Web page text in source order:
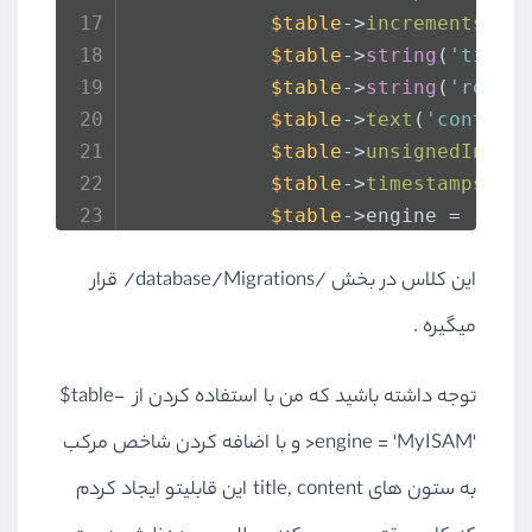
$table->increments
$table->string ( 'title'
$table->string (
$table->text ( 'content'
$table->
$table->timestamps
$table->engine =
        DB::
statement ('ALTER
/**
     * Reverse the migrations.
     *
@return
این کلاس در بخش /database/Migrations/ قرار
میگیره .
توجه داشته باشید که من با استفاده کردن از$table-
>engine = 'MyISAM' و با اضافه کردن شاخص مرکب
به ستون های title, content این قابلیتو ایجاد کردم